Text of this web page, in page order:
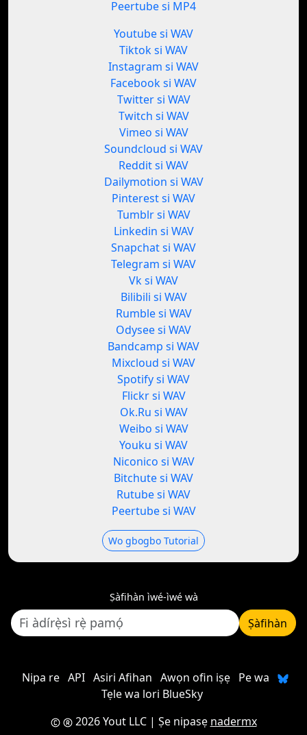
Peertube si MP4
Youtube si WAV
Tiktok si WAV
Instagram si WAV
Facebook si WAV
Twitter si WAV
Twitch si WAV
Vimeo si WAV
Soundcloud si WAV
Reddit si WAV
Dailymotion si WAV
Pinterest si WAV
Tumblr si WAV
Linkedin si WAV
Snapchat si WAV
Telegram si WAV
Vk si WAV
Bilibili si WAV
Rumble si WAV
Odysee si WAV
Bandcamp si WAV
Mixcloud si WAV
Spotify si WAV
Flickr si WAV
Ok.Ru si WAV
Weibo si WAV
Youku si WAV
Niconico si WAV
Bitchute si WAV
Rutube si WAV
Peertube si WAV
Wo gbogbo Tutorial
Ṣàfihàn ìwé-ìwé wà
Ṣàfihàn
Nipa re API Asiri Afihan Awọn ofin iṣẹ
Pe wa
Tẹle wa lori BlueSky
2026 Yout LLC| Ṣe nipasẹ nadermx